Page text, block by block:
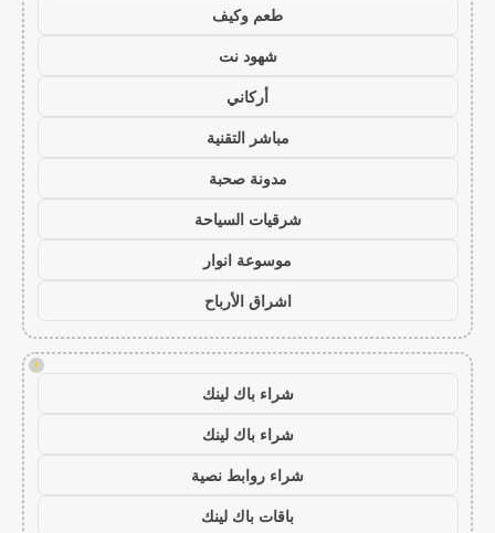
طعم وكيف
شهود نت
أركاني
مباشر التقنية
مدونة صحبة
شرقيات السياحة
موسوعة انوار
اشراق الأرباح
!
شراء باك لينك
شراء باك لينك
شراء روابط نصية
باقات باك لينك